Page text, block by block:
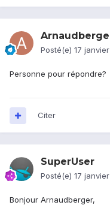
Posté(e) 17
Personne pour répondre?
Citer
SuperUser
Posté(e) 17
Bonjour Arnaudberger,